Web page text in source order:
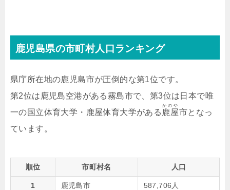
鹿児島県の市町村人口ランキング
県庁所在地の鹿児島市が圧倒的な第1位です。
第2位は鹿児島空港がある霧島市で、第3位は日本で唯
一の国立体育大学・鹿屋体育大学がある 鹿屋
かのや
市となっ
ています。
順位 市町村名 人口
1 鹿児島市 587,706人